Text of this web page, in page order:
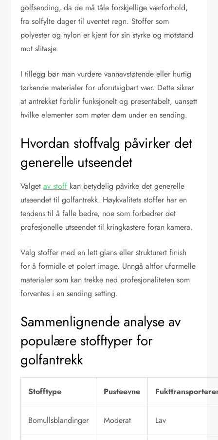
golfsending, da de må tåle forskjellige værforhold,
fra solfylte dager til uventet regn. Stoffer som
polyester og nylon er kjent for sin styrke og motstand
mot slitasje.
I tillegg bør man vurdere vannavstøtende eller hurtig
tørkende materialer for uforutsigbart vær. Dette sikrer
at antrekket forblir funksjonelt og presentabelt, uansett
hvilke elementer som møter dem under en sending.
Hvordan stoffvalg påvirker det
generelle utseendet
Valgetav stoff kan betydelig påvirke det generelle
utseendet til golfantrekk. Høykvalitets stoffer har en
tendens til å falle bedre, noe som forbedrer det
profesjonelle utseendet til kringkastere foran kamera.
Velg stoffer med en lett glans eller strukturert finish
for å formidle et polert image. Unngå altfor uformelle
materialer som kan trekke ned profesjonaliteten som
forventes i en sending setting.
Sammenlignende analyse av
populære stofftyper for
golfantrekk
Stofftype Pusteevne
Bomullsblandinger Moderat Lav